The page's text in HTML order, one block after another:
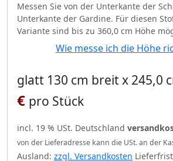
Messen Sie von der Unterkante der
Unterkante der Gardine. Für diesen
Variante sind bis zu 360,0 cm Höhe
Wie messe ich die Höhe
glatt 130 cm breit x 245,0
€ pro Stück
incl. 19 % USt. Deutschland
von der Lieferadresse kann die USt. an der
Ausland: zzgl. Versandkosten